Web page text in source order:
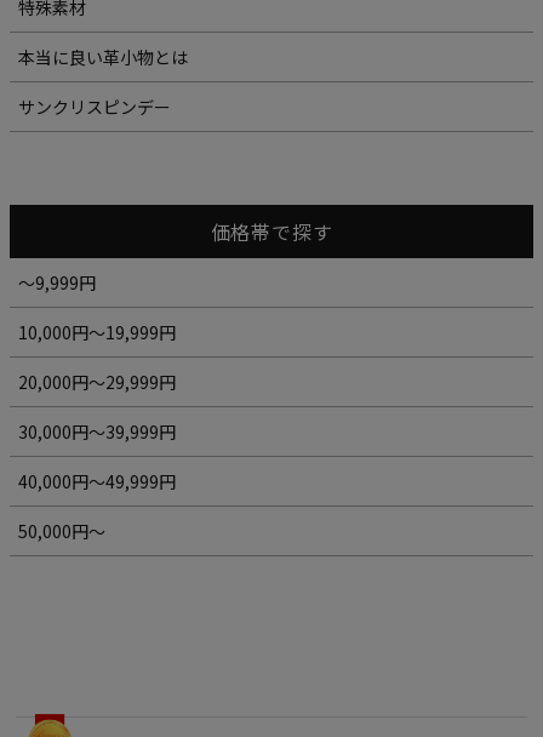
特殊素材
本当に良い革小物とは
サンクリスピンデー
価格帯で探す
～9,999円
10,000円～19,999円
20,000円～29,999円
30,000円～39,999円
40,000円～49,999円
50,000円～